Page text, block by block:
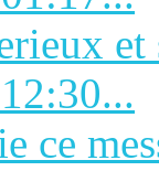
ce